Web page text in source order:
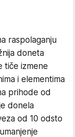
raspolaganju
doneta
tiče izmene
i elementima
prihode od
donela
od 10 odsto